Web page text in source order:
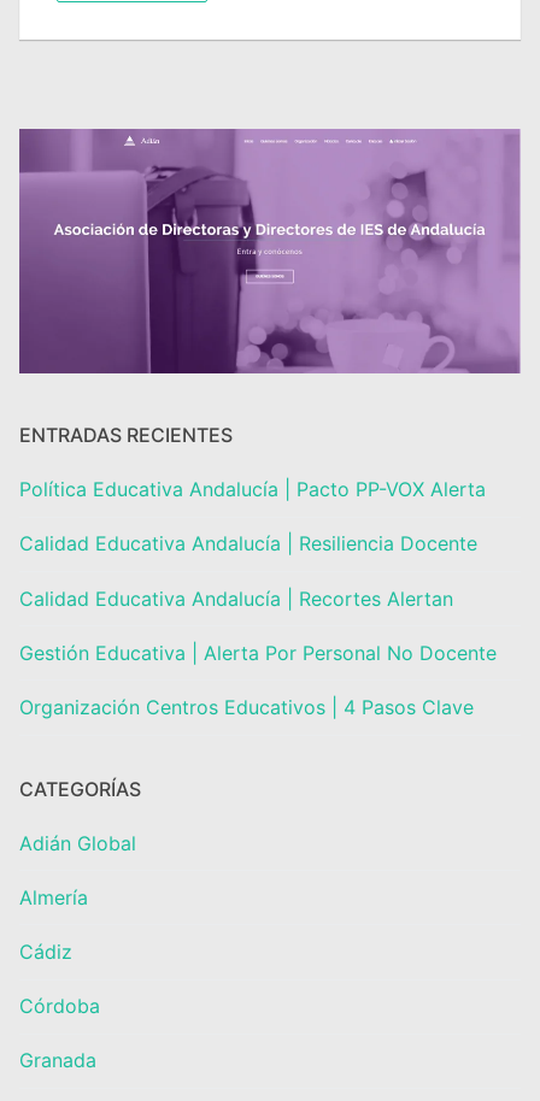
Adián Sevilla
Portal SÉNECA
Portal IEDA
ENTRADAS RECIENTES
Política Educativa Andalucía | Pacto PP-VOX Alerta
Calidad Educativa Andalucía | Resiliencia Docente
Calidad Educativa Andalucía | Recortes Alertan
Gestión Educativa | Alerta Por Personal No Docente
Organización Centros Educativos | 4 Pasos Clave
CATEGORÍAS
Adián Global
Almería
Cádiz
Córdoba
Granada